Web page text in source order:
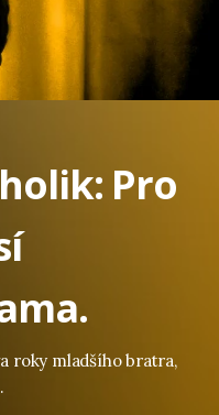
Pro
roky mladšího bratra,